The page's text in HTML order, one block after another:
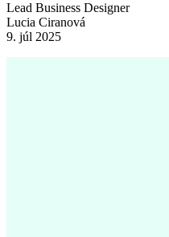
Lead Business Designer
Lucia Ciranová
9. júl 2025